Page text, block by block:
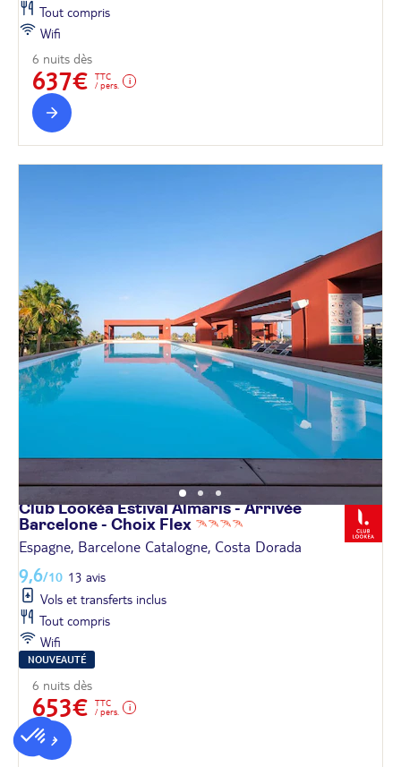
Tout compris
Wifi
6 nuits dès
637€
TTC
/ pers.
Club Lookéa Estival Almaris - Arrivée
Barcelone - Choix Flex
Espagne, Barcelone Catalogne, Costa Dorada
9,6/10 13 avis
Vols et transferts inclus
Tout compris
Wifi
NOUVEAUTÉ
6 nuits dès
653€
TTC
/ pers.